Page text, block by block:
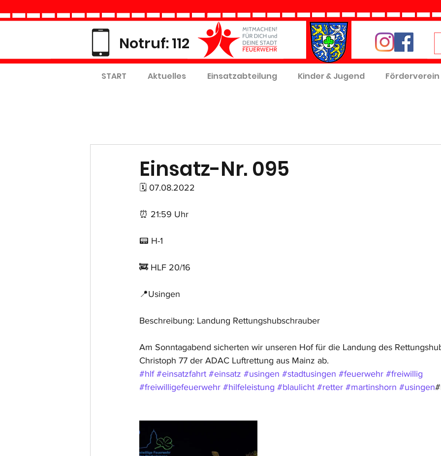
Notruf: 112
START Aktuelles Einsatzabteilung Kinder & Jugend Förderverein
Einsatz-Nr. 095
🗓 07.08.2022
⏰ 21:59 Uhr
📟 H-1
🚒 HLF 20/16
📍Usingen
Beschreibung: Landung Rettungshubschrauber
Am Sonntagabend sicherten wir unseren Hof für die Landung des
Christoph 77 der ADAC Luftrettung aus Mainz ab.
#hlf #einsatzfahrt #einsatz #usingen #stadtusingen #feuerwehr #freiwillig
#freiwilligefeuerwehr #hilfeleistung #blaulicht #retter #martinshorn #usingen